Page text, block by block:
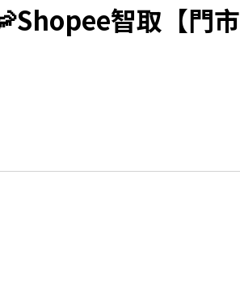
智取【門市